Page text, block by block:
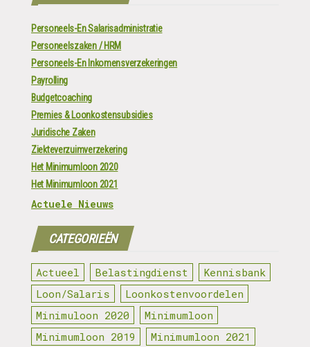
Personeels-En Salarisadministratie
Personeelszaken / HRM
Personeels-En Inkomensverzekeringen
Payrolling
Budgetcoaching
Premies & Loonkostensubsidies
Juridische Zaken
Ziekteverzuimverzekering
Het Minimumloon 2020
Het Minimumloon 2021
Actuele Nieuws
CATEGORIEËN
Actueel Belastingdienst
Kennisbank
Loon/Salaris
Loonkostenvoordelen
Minimuloon 2020
Minimumloon
Minimumloon 2019
Minimumloon 2021